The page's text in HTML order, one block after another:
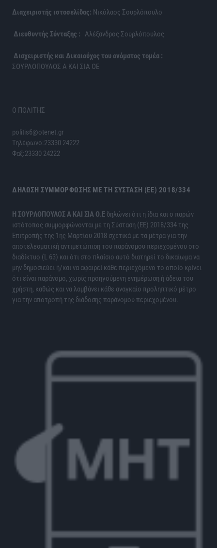
Διαχειριστής ιστοσελίδας: Νικόλαος Σουρλόπουλο
Διευθυντής Σύνταξης : Αλέξανδρος Σουρλόπουλος
Διαχειριστής και Δικαιούχος του ονόματος τομέα :
ΣΟΥΡΛΟΠΟΥΛΟΣ Α ΚΑΙ ΣΙΑ ΟΕ
Ο ΠΟΛΙΤΗΣ
politis6@otenet.gr
Τηλέφωνο:23330 24222
Φαξ:23330 24222
ΔΉΛΩΣΗ ΣΥΜΜΌΡΦΩΣΗΣ ΜΕ ΤΗ ΣΎΣΤΑΣΗ (ΕΕ) 2018/334
H ΣΟΥΡΛΟΠΟΥΛΟΣ Α ΚΑΙ ΣΙΑ Ο.Ε δηλώνει ότι η ίδια και ο παρών
ιστότοπος συμμορφώνονται με τη Σύσταση (ΕΕ) 2018/334 της
Επιτροπής της 1ης Μαρτίου 2018 σχετικά με τα μέτρα για την
αποτελεσματική αντιμετώπιση του παράνομου περιεχομένου στο
διαδίκτυο (L 63) και ότι στο πλαίσιο αυτό διατηρεί το δικαίωμα να
μην δημοσιεύει ή/και να αφαιρεί κάθε περιεχόμενο το οποίο κρίνει
ότι είναι παράνομο, χωρίς προηγούμενη ενημέρωση ή άδεια του
χρήστη, καθώς και να λαμβάνει κάθε αναγκαίο προληπτικό μέτρο
για την αποτροπή της διάδοσης παράνομου περιεχομένου.